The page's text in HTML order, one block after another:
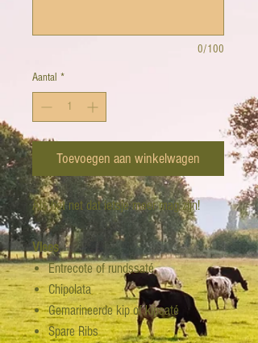
0/100
Aantal *
Toevoegen aan winkelwagen
Als het net dat ietsje meer mag zijn!
Vlees
Entrecote of rundssaté
Chipolata
Gemarineerde kip of kipsaté
Spare Ribs